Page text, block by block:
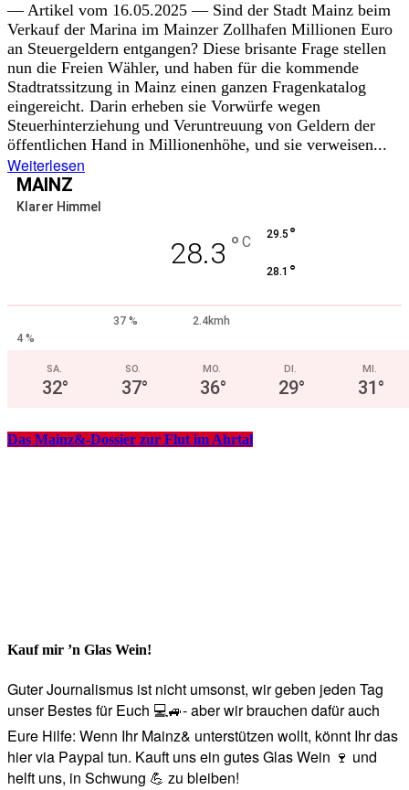
— Artikel vom 16.05.2025 — Sind der Stadt Mainz beim
Verkauf der Marina im Mainzer Zollhafen Millionen Euro
an Steuergeldern entgangen? Diese brisante Frage stellen
nun die Freien Wähler, und haben für die kommende
Stadtratssitzung in Mainz einen ganzen Fragenkatalog
eingereicht. Darin erheben sie Vorwürfe wegen
Steuerhinterziehung und Veruntreuung von Geldern der
öffentlichen Hand in Millionenhöhe, und sie verweisen...
Weiterlesen
MAINZ
Klarer Himmel
28.3 ° C 29.5 °
28.1 °
37 %
2.4kmh
4 %
SA.
32°
SO.
37°
MO.
36°
DI.
29°
MI.
31°
Das Mainz&-Dossier zur Flut im Ahrtal
Kauf mir ’n Glas Wein!
Guter Journalismus ist nicht umsonst, wir geben jeden Tag
unser Bestes für Euch 💻🚙- aber wir brauchen dafür auch
Eure Hilfe: Wenn Ihr Mainz& unterstützen wollt, könnt Ihr das
hier via Paypal tun. Kauft uns ein gutes Glas Wein 🍷 und
helft uns, in Schwung 💪 zu bleiben!